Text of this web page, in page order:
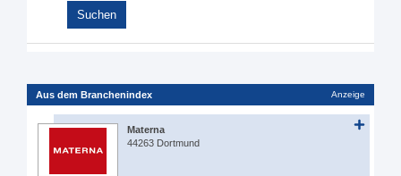
Aus dem Branchenindex Anzeige
Materna
44263 Dortmund